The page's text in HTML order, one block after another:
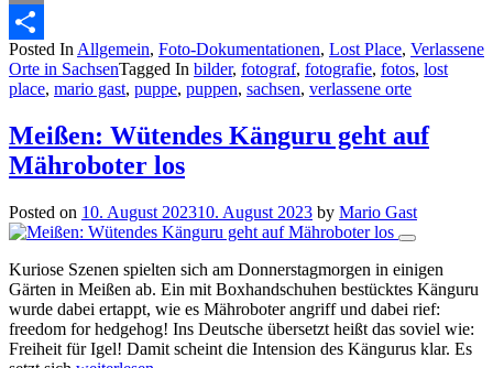
Email
Teilen
Posted In Allgemein, Foto-Dokumentationen, Lost Place, Verlassene
Orte in SachsenTagged In bilder, fotograf, fotografie, fotos, lost
place, mario gast, puppe, puppen, sachsen, verlassene orte
Meißen: Wütendes Känguru geht auf
Mähroboter los
Posted on 10. August 202310. August 2023 by Mario Gast
Kuriose Szenen spielten sich am Donnerstagmorgen in einigen
Gärten in Meißen ab. Ein mit Boxhandschuhen bestücktes Känguru
wurde dabei ertappt, wie es Mähroboter angriff und dabei rief:
freedom for hedgehog! Ins Deutsche übersetzt heißt das soviel wie:
Freiheit für Igel! Damit scheint die Intension des Kängurus klar. Es